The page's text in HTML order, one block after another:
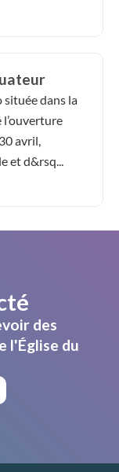
dans la
l’ouverture
avril,
et d&rsq...
des
l'Église du